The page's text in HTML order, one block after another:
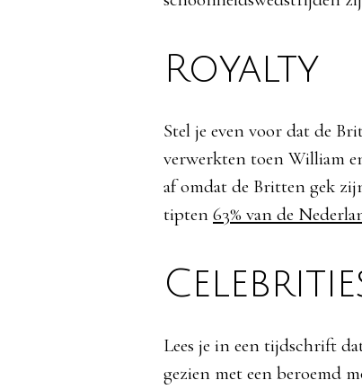
Royalty
Stel je even voor dat de
verwerkten toen William
af omdat de Britten gek
tipten 63% van de
Lees je in een tijdschrift
gezien met een beroemd